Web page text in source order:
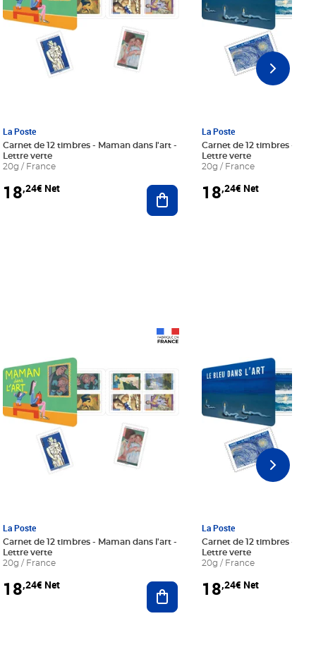
au panier
La Poste
Carnet de 12 timbres - Maman dans l'art -
Lettre verte
20g / France
18,24€ Net Ajouter au panier
La Poste
Carnet de 12 timbres - Le
Lettre verte
20g / France
18,24€ Net
au panier
La Poste
Carnet de 12 timbres - Maman dans l'art -
Lettre verte
20g / France
18,24€ Net Ajouter au panier
La Poste
Carnet de 12 timbres - Le
Lettre verte
20g / France
18,24€ Net